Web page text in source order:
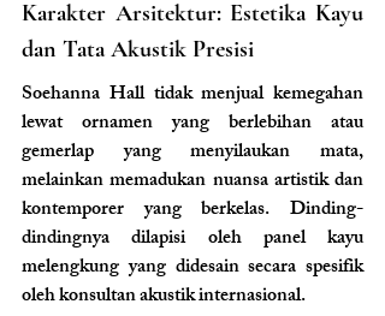
Karakter Arsitektur: Estetika Kayu
dan Tata Akustik Presisi
Soehanna Hall tidak menjual kemegahan
lewat ornamen yang berlebihan atau
gemerlap yang menyilaukan mata,
melainkan memadukan nuansa artistik dan
kontemporer yang berkelas. Dinding-
dindingnya dilapisi oleh panel kayu
melengkung yang didesain secara spesifik
oleh konsultan akustik internasional.